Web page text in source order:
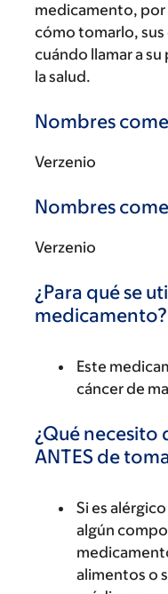
medicamento, por
cómo tomarlo,
cuándo llamar a
la salud.
Nombres
Verzenio
Nombres
Verzenio
¿Para qué se
medicamento?
Este
cáncer de
¿Qué necesito
ANTES de
Si es
algún
alimentos o